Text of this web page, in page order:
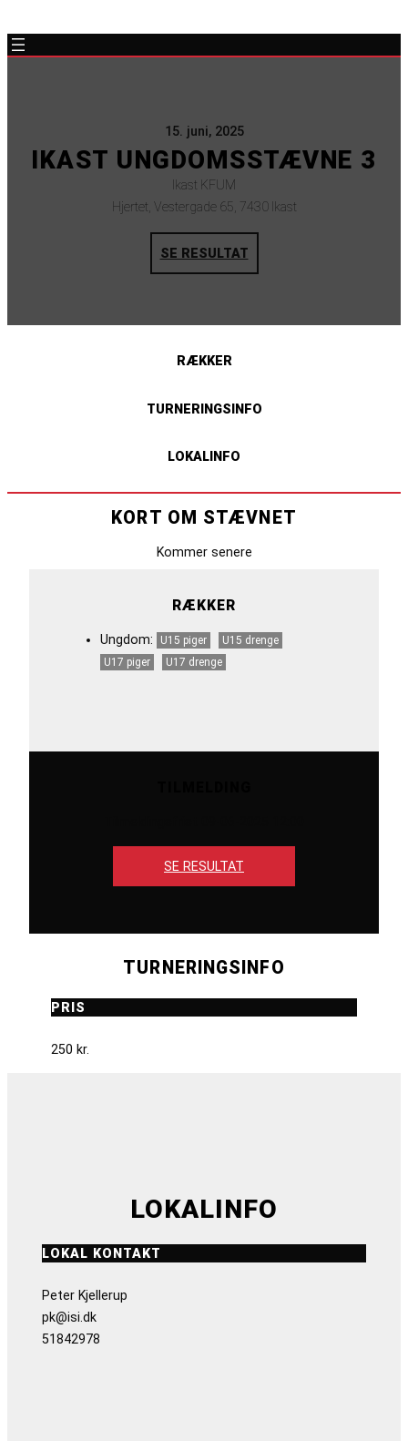
15. juni, 2025
IKAST UNGDOMSSTÆVNE 3
Ikast KFUM
Hjertet, Vestergade 65, 7430 Ikast
SE RESULTAT
RÆKKER
TURNERINGSINFO
LOKALINFO
KORT OM STÆVNET
Kommer senere
RÆKKER
Ungdom: U15 piger
U15 drenge
U17 piger
U17 drenge
SE RESULTAT
TURNERINGSINFO
PRIS
250 kr.
LOKALINFO
LOKAL KONTAKT
Peter Kjellerup
pk@isi.dk
51842978